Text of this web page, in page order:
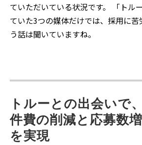
ていただいている状況です。 「トル
ていた3つの媒体だけでは、採用に
う話は聞いていますね。
トルーとの出会いで
件費の削減と応募数
を実現